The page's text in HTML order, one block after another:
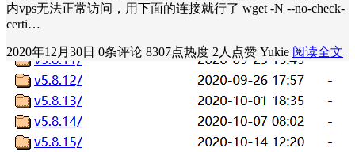
内vps无法正常访问，用下面的连接就行了 wget -N --no-check-
certi…
2020年12月30日 0条评论 8307点热度 2人点赞 Yukie 阅读全文